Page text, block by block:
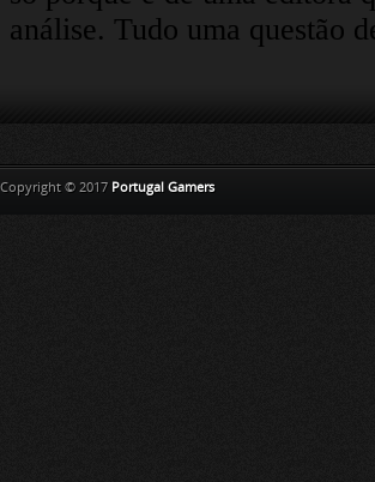
Copyright © 2017 Portugal Gamers